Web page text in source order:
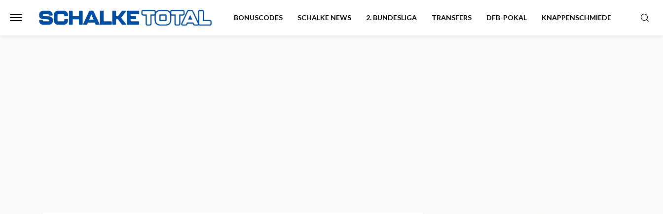
BONUSCODES SCHALKE NEWS 2. BUNDESLIGA TRANSFERS DFB-POKAL KNAPPENSCHMIEDE